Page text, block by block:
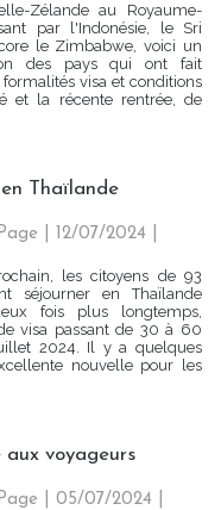
Zélande au Royaume-
par l'Indonésie, le Sri
le Zimbabwe, voici un
des pays qui ont fait
visa et conditions
et la récente rentrée, de
Thaïlande
| 12/07/2024
les citoyens de 93
séjourner en Thaïlande
fois plus longtemps,
visa passant de 30 à 60
2024. Il y a quelques
nouvelle pour les
aux voyageurs
| 05/07/2024